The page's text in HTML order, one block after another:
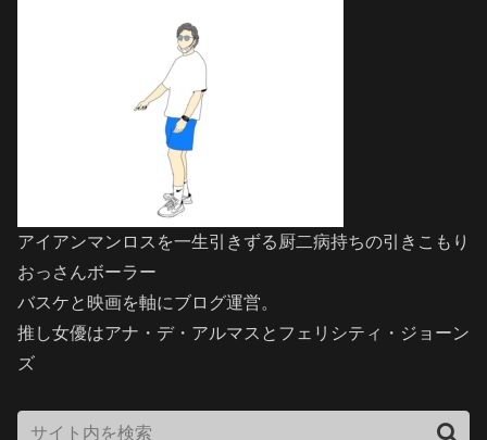
アイアンマンロスを一生引きずる厨二病持ちの引きこもり
おっさんボーラー
バスケと映画を軸にブログ運営。
推し女優はアナ・デ・アルマスとフェリシティ・ジョーン
ズ